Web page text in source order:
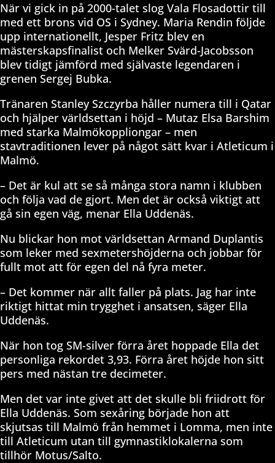
När vi gick in på 2000-talet slog Vala Flosadottir till
med ett brons vid OS i Sydney. Maria Rendin följde
upp internationellt, Jesper Fritz blev en
mästerskapsfinalist och Melker Svärd-Jacobsson
blev tidigt jämförd med självaste legendaren i
grenen Sergej Bubka.
Tränaren Stanley Szczyrba håller numera till i Qatar
och hjälper världsettan i höjd – Mutaz Elsa Barshim
med starka Malmökoppliongar – men
stavtraditionen lever på något sätt kvar i Atleticum i
Malmö.
– Det är kul att se så många stora namn i klubben
och följa vad de gjort. Men det är också viktigt att
gå sin egen väg, menar Ella Uddenäs.
Nu blickar hon mot världsettan Armand Duplantis
som leker med sexmetershöjderna och jobbar för
fullt mot att för egen del nå fyra meter.
– Det kommer när allt faller på plats. Jag har inte
riktigt hittat min trygghet i ansatsen, säger Ella
Uddenäs.
När hon tog SM-silver förra året hoppade Ella det
personliga rekordet 3,93. Förra året höjde hon sitt
pers med nästan tre decimeter.
Men det var inte givet att det skulle bli friidrott för
Ella Uddenäs. Som sexåring började hon att
skjutsas till Malmö från hemmet i Lomma, men inte
till Atleticum utan till gymnastiklokalerna som
tillhör Motus/Salto.